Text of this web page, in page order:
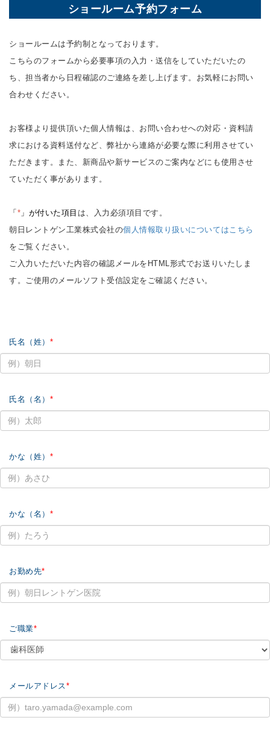
ショールーム予約フォーム
ショールームは予約制となっております。
こちらのフォームから必要事項の入力・送信をしていただいたの
ち、担当者から日程確認のご連絡を差し上げます。お気軽にお問い
合わせください。
お客様より提供頂いた個人情報は、お問い合わせへの対応・資料請
求における資料送付など、弊社から連絡が必要な際に利用させてい
ただきます。また、新商品や新サービスのご案内などにも使用させ
ていただく事があります。
「 * 」が付いた項目 は、入力必須項目です。
朝日レントゲン工業株式会社の個人情報取り扱いについてはこちら
をご覧ください。
ご入力いただいた内容の確認メールをHTML形式でお送りいたしま
す。ご使用のメールソフト受信設定をご確認ください。
氏名（姓）
氏名（名）
かな（姓）
かな（名）
お勤め先
ご職業
メールアドレス